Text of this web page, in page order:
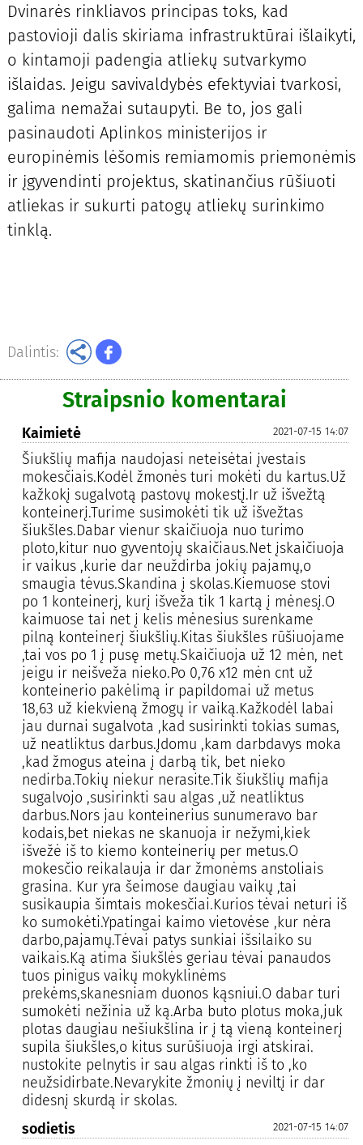
Dvinarės rinkliavos principas toks, kad
pastovioji dalis skiriama infrastruktūrai išlaikyti,
o kintamoji padengia atliekų sutvarkymo
išlaidas. Jeigu savivaldybės efektyviai tvarkosi,
galima nemažai sutaupyti. Be to, jos gali
pasinaudoti Aplinkos ministerijos ir
europinėmis lėšomis remiamomis priemonėmis
ir įgyvendinti projektus, skatinančius rūšiuoti
atliekas ir sukurti patogų atliekų surinkimo
tinklą.
Dalintis:
Straipsnio komentarai
2021-07-15 14:07
Kaimietė
Šiukšlių mafija naudojasi neteisėtai įvestais
mokesčiais.Kodėl žmonės turi mokėti du kartus.Už
kažkokį sugalvotą pastovų mokestį.Ir už išvežtą
konteinerį.Turime susimokėti tik už išvežtas
šiukšles.Dabar vienur skaičiuoja nuo turimo
ploto,kitur nuo gyventojų skaičiaus.Net įskaičiuoja
ir vaikus ,kurie dar neuždirba jokių pajamų,o
smaugia tėvus.Skandina į skolas.Kiemuose stovi
po 1 konteinerį, kurį išveža tik 1 kartą į mėnesį.O
kaimuose tai net į kelis mėnesius surenkame
pilną konteinerį šiukšlių.Kitas šiukšles rūšiuojame
,tai vos po 1 į pusę metų.Skaičiuoja už 12 mėn, net
jeigu ir neišveža nieko.Po 0,76 x12 mėn cnt už
konteinerio pakėlimą ir papildomai už metus
18,63 už kiekvieną žmogų ir vaiką.Kažkodėl labai
jau durnai sugalvota ,kad susirinkti tokias sumas,
už neatliktus darbus.Įdomu ,kam darbdavys moka
,kad žmogus ateina į darbą tik, bet nieko
nedirba.Tokių niekur nerasite.Tik šiukšlių mafija
sugalvojo ,susirinkti sau algas ,už neatliktus
darbus.Nors jau konteinerius sunumeravo bar
kodais,bet niekas ne skanuoja ir nežymi,kiek
išvežė iš to kiemo konteinerių per metus.O
mokesčio reikalauja ir dar žmonėms anstoliais
grasina. Kur yra šeimose daugiau vaikų ,tai
susikaupia šimtais mokesčiai.Kurios tėvai neturi iš
ko sumokėti.Ypatingai kaimo vietovėse ,kur nėra
darbo,pajamų.Tėvai patys sunkiai išsilaiko su
vaikais.Ką atima šiukšlės geriau tėvai panaudos
tuos pinigus vaikų mokyklinėms
prekėms,skanesniam duonos kąsniui.O dabar turi
sumokėti nežinia už ką.Arba buto plotus moka,juk
plotas daugiau nešiukšlina ir į tą vieną konteinerį
supila šiukšles,o kitus surūšiuoja irgi atskirai.
nustokite pelnytis ir sau algas rinkti iš to ,ko
neužsidirbate.Nevarykite žmonių į neviltį ir dar
didesnį skurdą ir skolas.
2021-07-15 14:07
sodietis